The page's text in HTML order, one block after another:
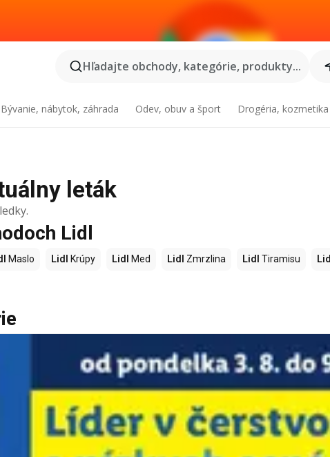
Hľadajte obchody, kategórie, produkty...
Bývanie, nábytok, záhrada Odev, obuv a šport Drogéria, kozmetika
leták
Lidl
Maslo Lidl Krúpy Lidl Med Lidl Zmrzlina Lidl Tiramisu Lidl